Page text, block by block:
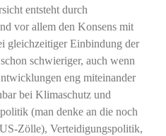
entsteht durch
vor allem den Konsens mit
gleichzeitiger Einbindung der
schwieriger, auch wenn
eng miteinander
bei Klimaschutz und
(man denke an die noch
Zölle), Verteidigungspolitik,